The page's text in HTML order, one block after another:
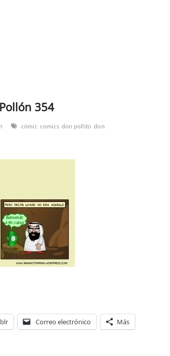
354
cómic comics don pollito don
Correo electrónico Más